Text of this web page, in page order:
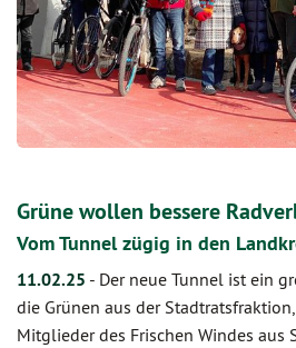
Grüne wollen bessere
Vom Tunnel zügig in den
11.02.25 - Der neue Tunnel ist ein
die Grünen aus der
Mitglieder des Frischen Windes aus